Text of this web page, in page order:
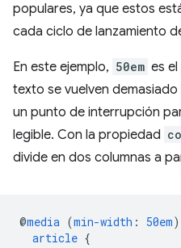
populares, ya que estos
cada ciclo de lanzamiento
En este ejemplo, 50em es
texto se vuelven
un punto de interrupción
legible. Con la propiedad
divide en dos columnas a
@media (min-width : 50em)
article {